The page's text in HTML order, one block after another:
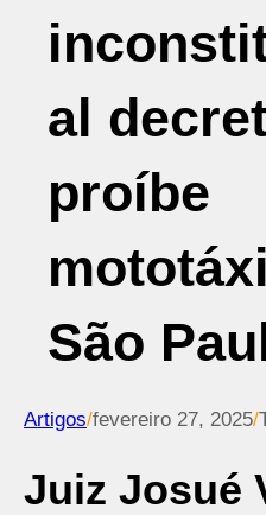
al
proíbe
São
Artigos/fevereiro 27, 2025/
Juiz Josué